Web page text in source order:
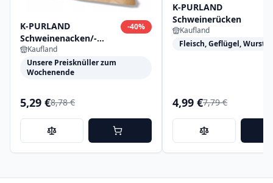
K-PURLAND
Schweinenacken/-
kamm XXL ohne
Knochen
-40%
Kaufland
Unsere Preisknüller zum
Wochenende
5,29 €8,78 €
K-PURLAND
Schweinerücken
Kaufland
Fleisch, Geflügel, Wurst
4,99 €7,79 €